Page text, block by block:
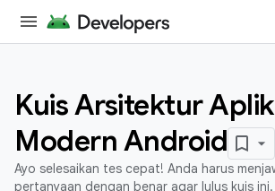
Kuis Arsitektur
Modern Android
Ayo selesaikan tes cepat! Anda harus
pertanyaan dengan benar agar lulus kuis ini.